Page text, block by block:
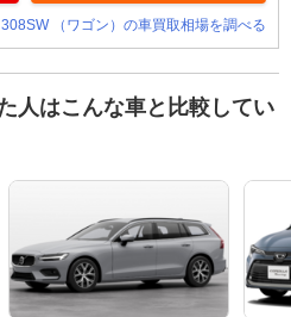
308SW （ワゴン）の車買取相場を調べる
人はこんな車と比較してい